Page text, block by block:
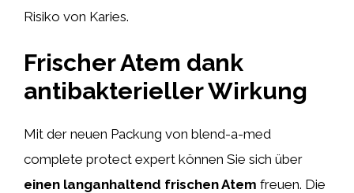
Risiko von Karies.
Frischer Atem dank
antibakterieller Wirkung
Mit der neuen Packung von blend-a-med
complete protect expert können Sie sich über
einen langanhaltend frischen Atem freuen. Die